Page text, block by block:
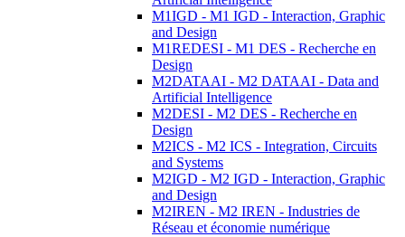
M1IGD - M1 IGD - Interaction, Graphic
and Design
M1REDESI - M1 DES - Recherche en
Design
M2DATAAI - M2 DATAAI - Data and
Artificial Intelligence
M2DESI - M2 DES - Recherche en
Design
M2ICS - M2 ICS - Integration, Circuits
and Systems
M2IGD - M2 IGD - Interaction, Graphic
and Design
M2IREN - M2 IREN - Industries de
Réseau et économie numérique